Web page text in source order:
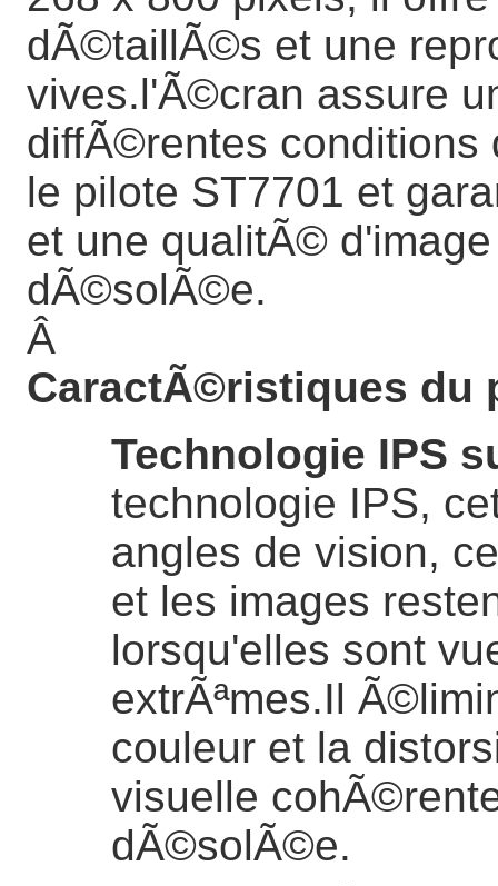
dÃ©taillÃ©s et une
vives.l'Ã©cran assure
diffÃ©rentes
le pilote ST7701 et
et une qualitÃ©
dÃ©solÃ©e.
Â
CaractÃ©ristiques du
Technologie IPS
technologie IPS,
angles de vision,
et les images
lorsqu'elles sont
extrÃªmes.Il
couleur et la
visuelle
dÃ©solÃ©e.